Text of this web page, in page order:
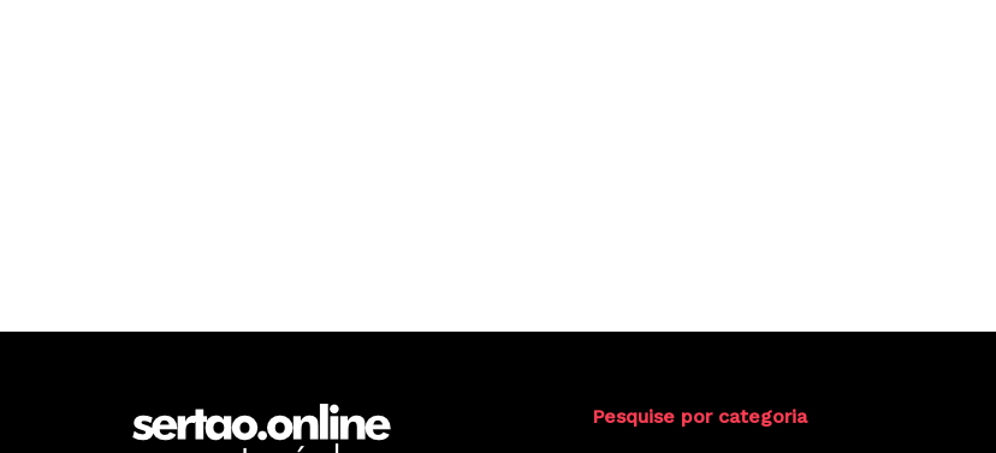
Pesquise por categoria